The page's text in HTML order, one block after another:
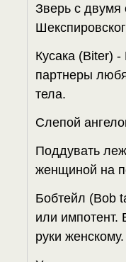
Зверь с двумя
Кусака (Biter)
партнеры
тела.
Слепой
Поддувать
женщиной на
Бобтейл (Bob
или импотент.
руки женскому.